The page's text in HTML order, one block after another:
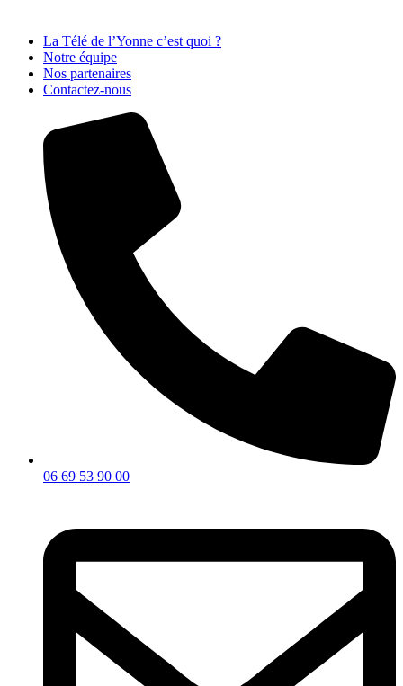
La Télé de l’Yonne c’est quoi ?
Notre équipe
Nos partenaires
Contactez-nous
06 69 53 90 00